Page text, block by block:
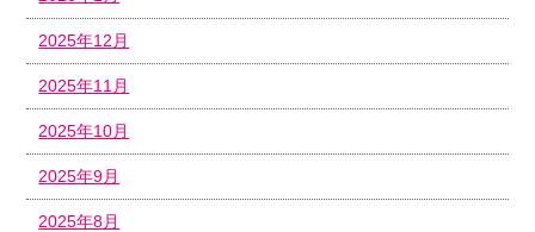
2025年12月
2025年11月
2025年10月
2025年9月
2025年8月